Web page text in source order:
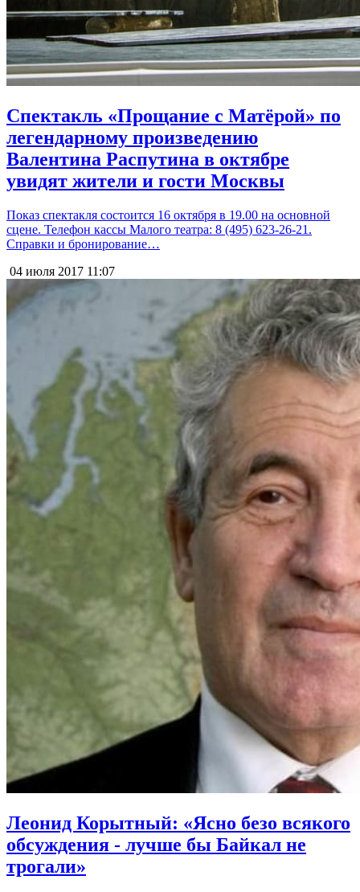
Спектакль «Прощание с Матёрой» по
легендарному произведению
Валентина Распутина в октябре
увидят жители и гости Москвы
Показ спектакля состоится 16 октября в 19.00 на основной
сцене. Телефон кассы Малого театра: 8 (495) 623-26-21.
Справки и бронирование…
04 июля 2017 11:07
Леонид Корытный: «Ясно безо всякого
обсуждения - лучше бы Байкал не
трогали»